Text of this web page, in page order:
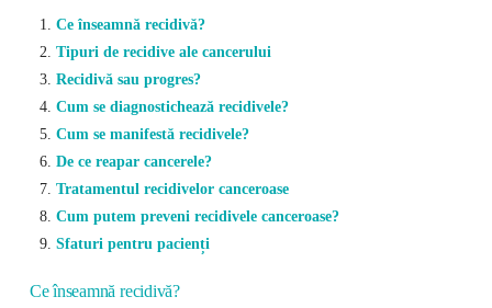
Ce înseamnă recidivă?
Tipuri de recidive ale cancerului
Recidivă sau progres?
Cum se diagnostichează recidivele?
Cum se manifestă recidivele?
De ce reapar cancerele?
Tratamentul recidivelor canceroase
Cum putem preveni recidivele canceroase?
Sfaturi pentru pacienți
Ce înseamnă recidivă?